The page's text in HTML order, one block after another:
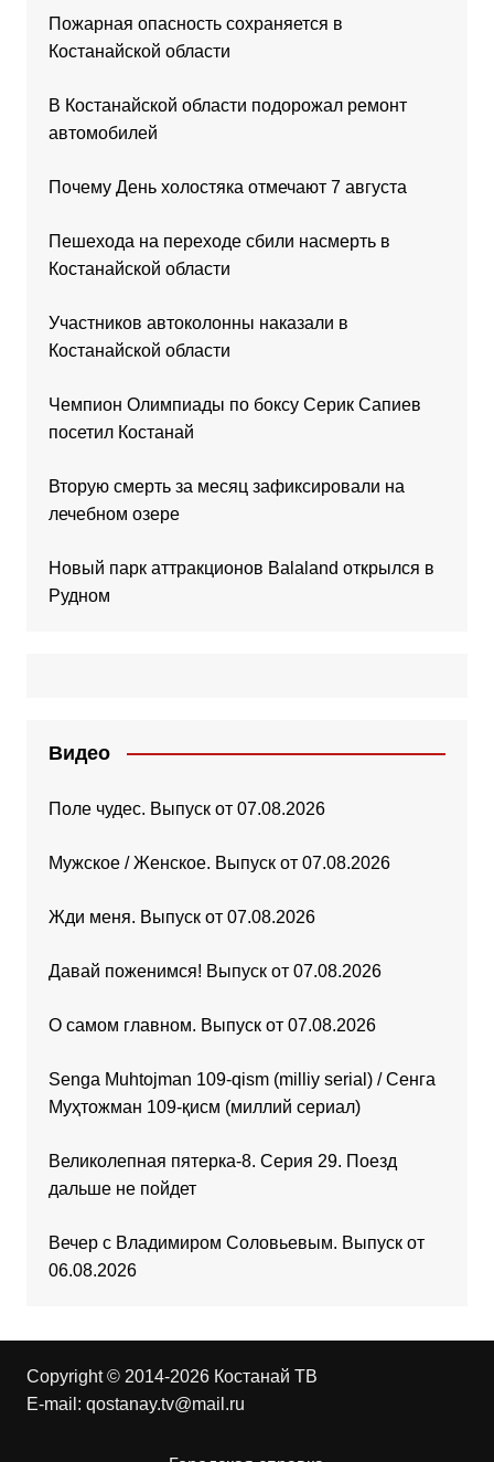
Пожарная опасность сохраняется в
Костанайской области
В Костанайской области подорожал ремонт
автомобилей
Почему День холостяка отмечают 7 августа
Пешехода на переходе сбили насмерть в
Костанайской области
Участников автоколонны наказали в
Костанайской области
Чемпион Олимпиады по боксу Серик Сапиев
посетил Костанай
Вторую смерть за месяц зафиксировали на
лечебном озере
Новый парк аттракционов Balaland открылся в
Рудном
Видео
Поле чудес. Выпуск от 07.08.2026
Мужское / Женское. Выпуск от 07.08.2026
Жди меня. Выпуск от 07.08.2026
Давай поженимся! Выпуск от 07.08.2026
О самом главном. Выпуск от 07.08.2026
Senga Muhtojman 109-qism (milliy serial) / Сенга
Муҳтожман 109-қисм (миллий сериал)
Великолепная пятерка-8. Серия 29. Поезд
дальше не пойдет
Вечер с Владимиром Соловьевым. Выпуск от
06.08.2026
Copyright © 2014-2026 Костанай ТВ
E-mail: qostanay.tv@mail.ru